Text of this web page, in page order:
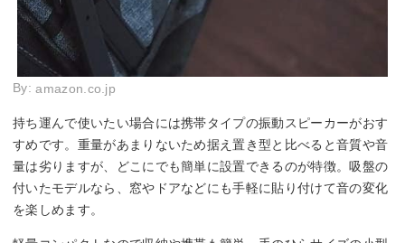
By:amazon.co.jp
持ち運んで使いたい場合には携帯タイプの振動スピーカーがおす
すめです。重量があまりないため据え置き型と比べると音質や音
量は劣りますが、どこにでも簡単に設置できるのが特徴。吸盤の
付いたモデルなら、窓やドアなどにも手軽に貼り付けて音の変化
を楽しめます。